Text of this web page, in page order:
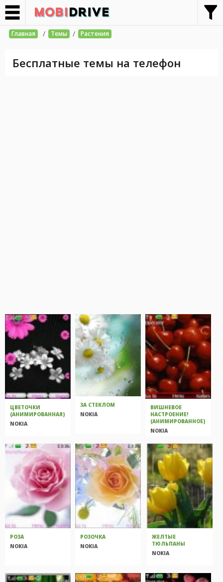
Главная / Темы / Растения
Бесплатные темы на телефон
ЦВЕТОЧКИ
(АНИМИРОВАННАЯ)
NOKIA
ЗА СТЕКЛОМ
NOKIA
ВИШНЕВОЕ
НАСТРОЕНИЕ!
(АНИМИРОВАННОЕ)
NOKIA
РОЗА
NOKIA
РОЗОЧКА
NOKIA
ЖЕЛТЫЕ
ТЮЛЬПАНЫ
NOKIA